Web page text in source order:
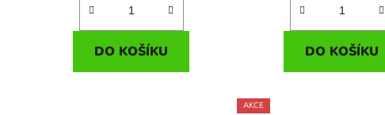
DO KOŠÍKU DO KOŠÍKU
AKCE